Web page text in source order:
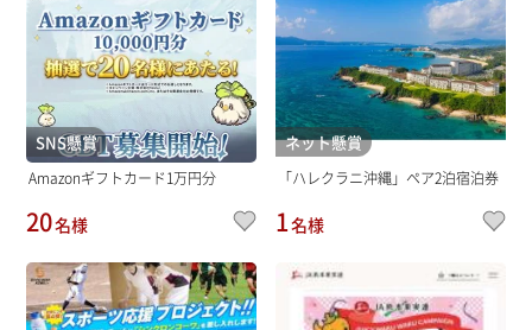
SNS懸賞
Amazonギフトカード1万円分
20名様
ネット懸賞
「ハレクラニ沖縄」ペア2泊宿泊券
1名様